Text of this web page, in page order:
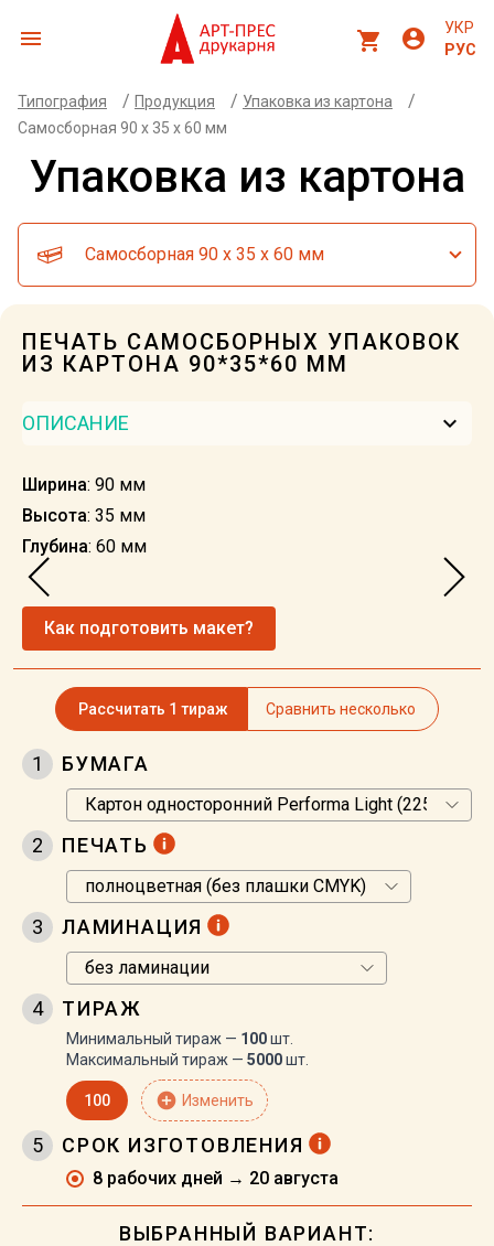
menu shopping_cart account_circle
УКР
РУС
Типография / Продукция / Упаковка из картона /
Самосборная 90 x 35 x 60 мм
Упаковка из картона
Самосборная 90 x 35 x 60 мм
ПЕЧАТЬ САМОСБОРНЫХ УПАКОВОК
ИЗ КАРТОНА 90*35*60 ММ
ОПИСАНИЕ keyboard_arrow_down
Ширина: 90 мм
Высота: 35 мм
Глубина: 60 мм
Как подготовить макет?
Рассчитать 1 тираж Сравнить несколько
1 БУМАГА
2 ПЕЧАТЬ
3 ЛАМИНАЦИЯ
4 ТИРАЖ
Минимальный тираж — 100шт.
Максимальный тираж — 5000шт.
100 add_circle Изменить
5 СРОК ИЗГОТОВЛЕНИЯ
8 рабочих дней → 20 августа
ВЫБРАННЫЙ ВАРИАНТ: